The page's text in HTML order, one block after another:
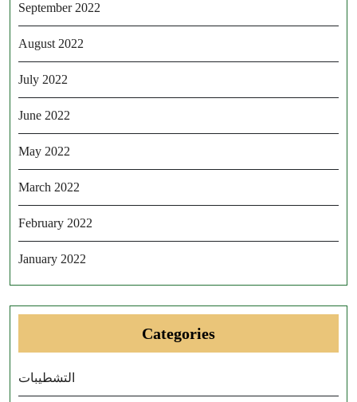
September 2022
August 2022
July 2022
June 2022
May 2022
March 2022
February 2022
January 2022
Categories
التشطيبات